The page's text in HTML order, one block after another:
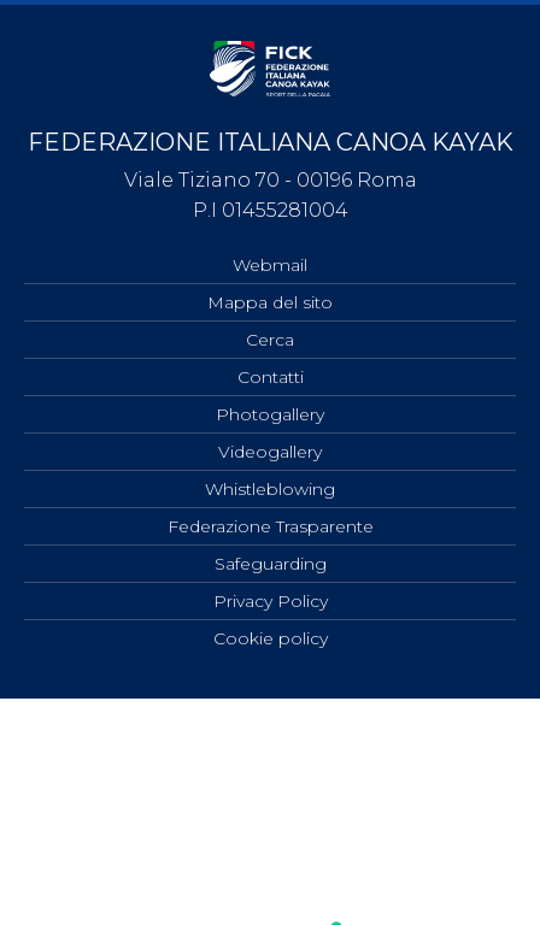
FEDERAZIONE ITALIANA CANOA KAYAK
Viale Tiziano 70 - 00196 Roma
P.I 01455281004
Webmail
Mappa del sito
Cerca
Contatti
Photogallery
Videogallery
Whistleblowing
Federazione Trasparente
Safeguarding
Privacy Policy
Cookie policy